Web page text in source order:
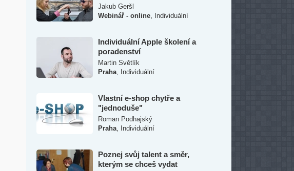
Jakub Geršl
Webinář - online
Individuální
Individuální Apple školení a
poradenství
Martin Světlík
Praha
Individuální
Vlastní e-shop chytře a
"jednoduše"
Roman Podhajský
Praha
Individuální
Poznej svůj talent a směr,
kterým se chceš vydat